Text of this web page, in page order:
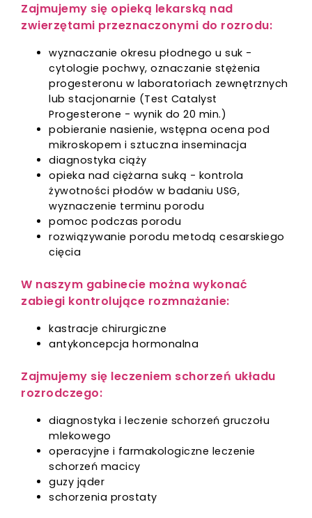
Zajmujemy się opieką lekarską nad
zwierzętami przeznaczonymi do rozrodu:
wyznaczanie okresu płodnego u suk -
cytologie pochwy, oznaczanie stężenia
progesteronu w laboratoriach zewnętrznych
lub stacjonarnie (Test Catalyst
Progesterone - wynik do 20 min.)
pobieranie nasienie, wstępna ocena pod
mikroskopem i sztuczna inseminacja
diagnostyka ciąży
opieka nad ciężarna suką - kontrola
żywotności płodów w badaniu USG,
wyznaczenie terminu porodu
pomoc podczas porodu
rozwiązywanie porodu metodą cesarskiego
cięcia
W naszym gabinecie można wykonać
zabiegi kontrolujące rozmnażanie:
kastracje chirurgiczne
antykoncepcja hormonalna
Zajmujemy się leczeniem schorzeń układu
rozrodczego:
diagnostyka i leczenie schorzeń gruczołu
mlekowego
operacyjne i farmakologiczne leczenie
schorzeń macicy
guzy jąder
schorzenia prostaty